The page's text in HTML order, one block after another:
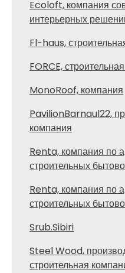
Ecoloft, компания
интерьерных
Fl-haus,
FORCE,
MonoRoof, компания
PavilionBarnaul22,
компания
Renta, компания по
строительных
Renta, компания по
строительных
Srub.Sibiri
Steel Wood,
строительная